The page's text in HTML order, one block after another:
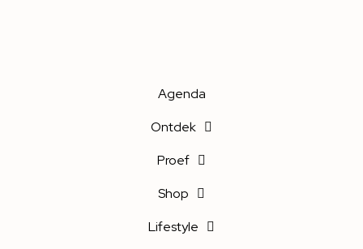
Agenda
Ontdek
Proef
Shop
Lifestyle